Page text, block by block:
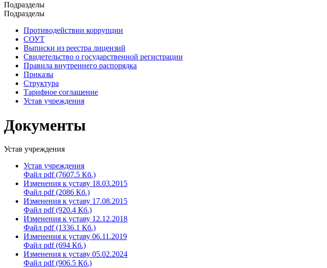
Подразделы
Подразделы
Противодействии коррупции
СОУТ
Выписки из реестра лицензий
Свидетельство о государственной регистрации
Правила внутреннего распорядка
Приказы
Структура
Тарифное соглашение
Устав учреждения
Документы
Устав учреждения
Устав учреждения
Файл pdf (7607.5 Кб.)
Изменения к уставу 18.03.2015
Файл pdf (2086 Кб.)
Изменения к уставу 17.08.2015
Файл pdf (920.4 Кб.)
Изменения к уставу 12.12.2018
Файл pdf (1336.1 Кб.)
Изменения к уставу 06.11.2019
Файл pdf (694 Кб.)
Изменения к уставу 05.02.2024
Файл pdf (906.5 Кб.)